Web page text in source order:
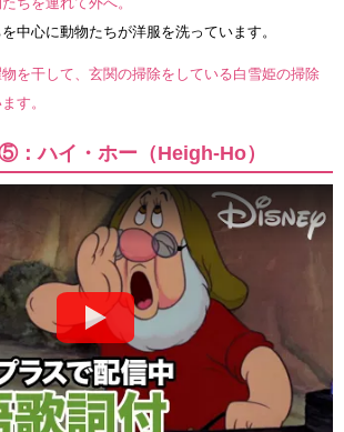
中心に動物たちが洋服を洗っています。
を干して、玄関の掃除をしている白雪姫の掃除
す。
：ハイ・ホー（Heigh-Ho）